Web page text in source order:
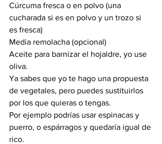
Cúrcuma fresca o en polvo (una
cucharada si es en polvo y un trozo si
es fresca)
Media remolacha (opcional)
Aceite para barnizar el hojaldre, yo use
oliva.
Ya sabes que yo te hago una propuesta
de vegetales, pero puedes sustituirlos
por los que quieras o tengas.
Por ejemplo podrías usar espinacas y
puerro, o espárragos y quedaría igual de
rico.